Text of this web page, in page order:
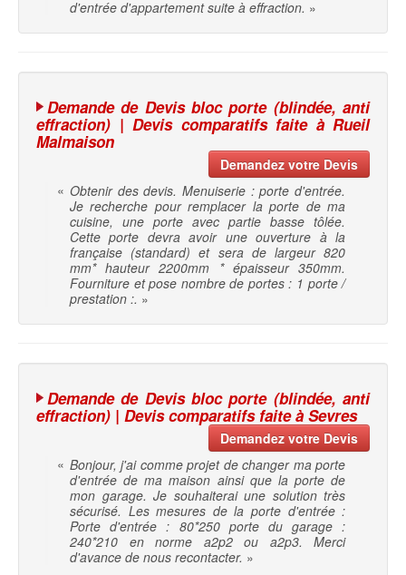
d'entrée d'appartement suite à effraction. »
Demande de Devis bloc porte (blindée, anti
effraction) | Devis comparatifs faite à Rueil
Malmaison
Demandez votre Devis
« Obtenir des devis. Menuiserie : porte d'entrée.
Je recherche pour remplacer la porte de ma
cuisine, une porte avec partie basse tôlée.
Cette porte devra avoir une ouverture à la
française (standard) et sera de largeur 820
mm* hauteur 2200mm * épaisseur 350mm.
Fourniture et pose nombre de portes : 1 porte /
prestation :. »
Demande de Devis bloc porte (blindée, anti
effraction) | Devis comparatifs faite à Sevres
Demandez votre Devis
« Bonjour, j'ai comme projet de changer ma porte
d'entrée de ma maison ainsi que la porte de
mon garage. Je souhaiterai une solution très
sécurisé. Les mesures de la porte d'entrée :
Porte d'entrée : 80*250 porte du garage :
240*210 en norme a2p2 ou a2p3. Merci
d'avance de nous recontacter. »